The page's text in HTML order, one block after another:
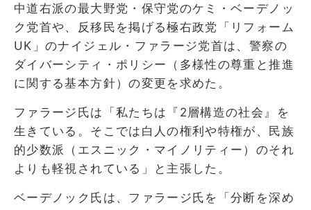
中道右派の最大野党・保守党のケミ・ベーデノッ
ク党首や、反移民を掲げる極右政党「リフォーム
UK」のナイジェル・ファラージ党首は、警察の
ダイバーシティ・ポリシー（多様性の尊重と推進
に関する基本方針）の変更を求めた。
ファラージ氏は「私たちは『2層構造の社会』を
生きている。そこでは白人の権利や特権が、民族
的少数派（エスニック・マイノリティー）のそれ
よりも軽視されている」と主張した。
ベーデノック氏は、ファラージ氏を「分断を深め